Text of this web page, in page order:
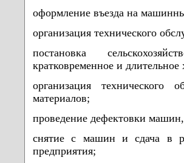
оформление въезда на
организация технического
постановка
кратковременное и длительное
организация технического
материалов;
проведение дефектовки
снятие с машин и сдача в
предприятия;